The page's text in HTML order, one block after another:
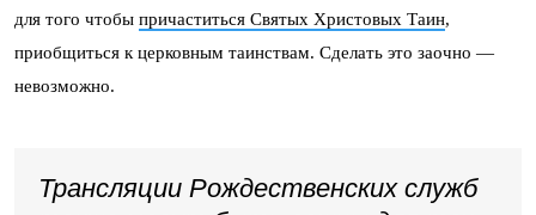
для того чтобы причаститься Святых Христовых Таин,
приобщиться к церковным таинствам. Сделать это заочно —
невозможно.
Трансляции Рождественских служб